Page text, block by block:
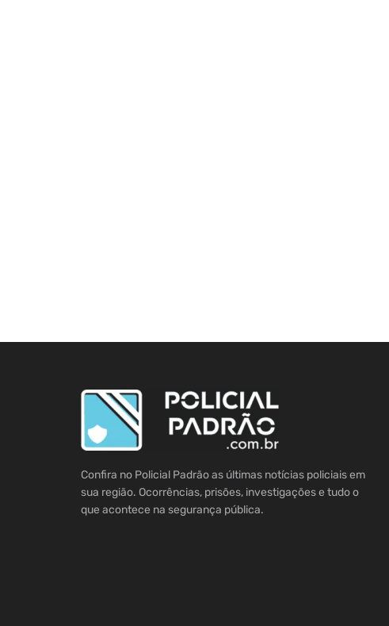
Confira no Policial Padrão as últimas notícias policiais em
sua região. Ocorrências, prisões, investigações e tudo o
que acontece na segurança pública.